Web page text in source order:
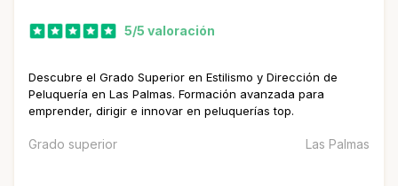
5/5 valoración
Descubre el Grado Superior en Estilismo y Dirección de
Peluquería en Las Palmas. Formación avanzada para
emprender, dirigir e innovar en peluquerías top.
Grado superior Las Palmas